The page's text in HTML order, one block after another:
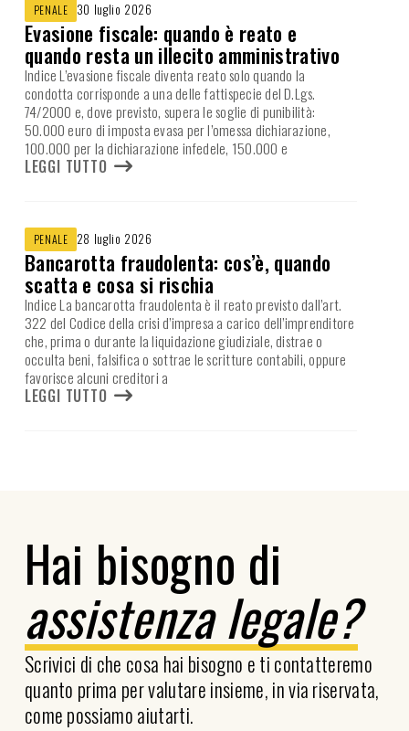
PENALE 30 luglio 2026
Evasione fiscale: quando è reato e
quando resta un illecito amministrativo
Indice L’evasione fiscale diventa reato solo quando la
condotta corrisponde a una delle fattispecie del D.Lgs.
74/2000 e, dove previsto, supera le soglie di punibilità:
50.000 euro di imposta evasa per l’omessa dichiarazione,
100.000 per la dichiarazione infedele, 150.000 e
LEGGI TUTTO
PENALE 28 luglio 2026
Bancarotta fraudolenta: cos’è, quando
scatta e cosa si rischia
Indice La bancarotta fraudolenta è il reato previsto dall’art.
322 del Codice della crisi d’impresa a carico dell’imprenditore
che, prima o durante la liquidazione giudiziale, distrae o
occulta beni, falsifica o sottrae le scritture contabili, oppure
favorisce alcuni creditori a
LEGGI TUTTO
Hai bisogno di
assistenza legale?
Scrivici di che cosa hai bisogno e ti contatteremo
quanto prima per valutare insieme, in via riservata,
come possiamo aiutarti.